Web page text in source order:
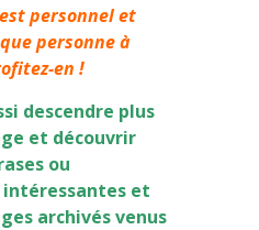
personnel et
personne à
en !
descendre plus
et découvrir
ou
intéressantes et
archivés venus